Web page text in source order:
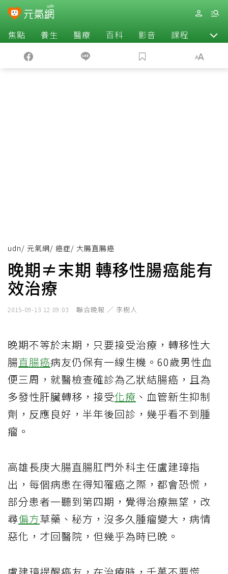
焦點 養生 醫療 百科 影音 課程 退休
udn/ 元氣網/ 癌症/ 大腸直腸癌
晚期≠末期 轉移性腸癌能有
效治療
2015-09-13 12:09:03 聯合晚報 ／ 李樹人
晚期不等於末期，只要接受治療，轉移性大
腸直腸癌病友仍保有一線生機。60歲男性血
便三周，就醫檢查確診為乙狀結腸癌，且為
多發性肝臟轉移，接受化療 、血管新生抑制
劑，反應良好，半年後回診，幾乎看不到腫
瘤。
高雄長庚大腸直腸肛門外科主任盧建璋指
出，每個病患在得知罹癌之際，都會恐慌，
部分患者一聽到第四期，覺得治療無望，改
尋偏方草藥、秘方，沒多久腫瘤變大，病情
惡化，才回醫院，但幾乎為時已晚。